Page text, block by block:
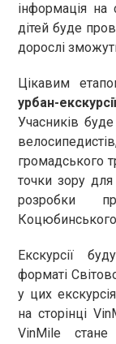
інформація на
дітей буде
дорослі
Цікавим
урбан-
Учасників
громадського
точки зору
розробки
Екскурсії
форматі
у цих
на сторінці
VinMile стане